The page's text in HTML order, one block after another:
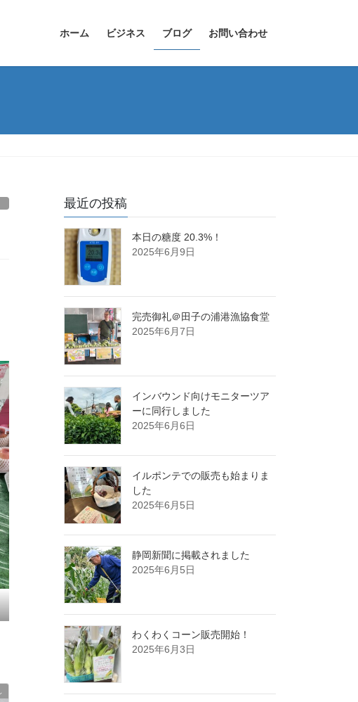
ホーム ビジネス ブログ お問い合わせ
最近の投稿
本日の糖度 20.3%！
2025年6月9日
完売御礼＠田子の浦港漁協食堂
2025年6月7日
インバウンド向けモニターツア
ーに同行しました
2025年6月6日
イルポンテでの販売も始まりま
した
2025年6月5日
静岡新聞に掲載されました
2025年6月5日
わくわくコーン販売開始！
2025年6月3日